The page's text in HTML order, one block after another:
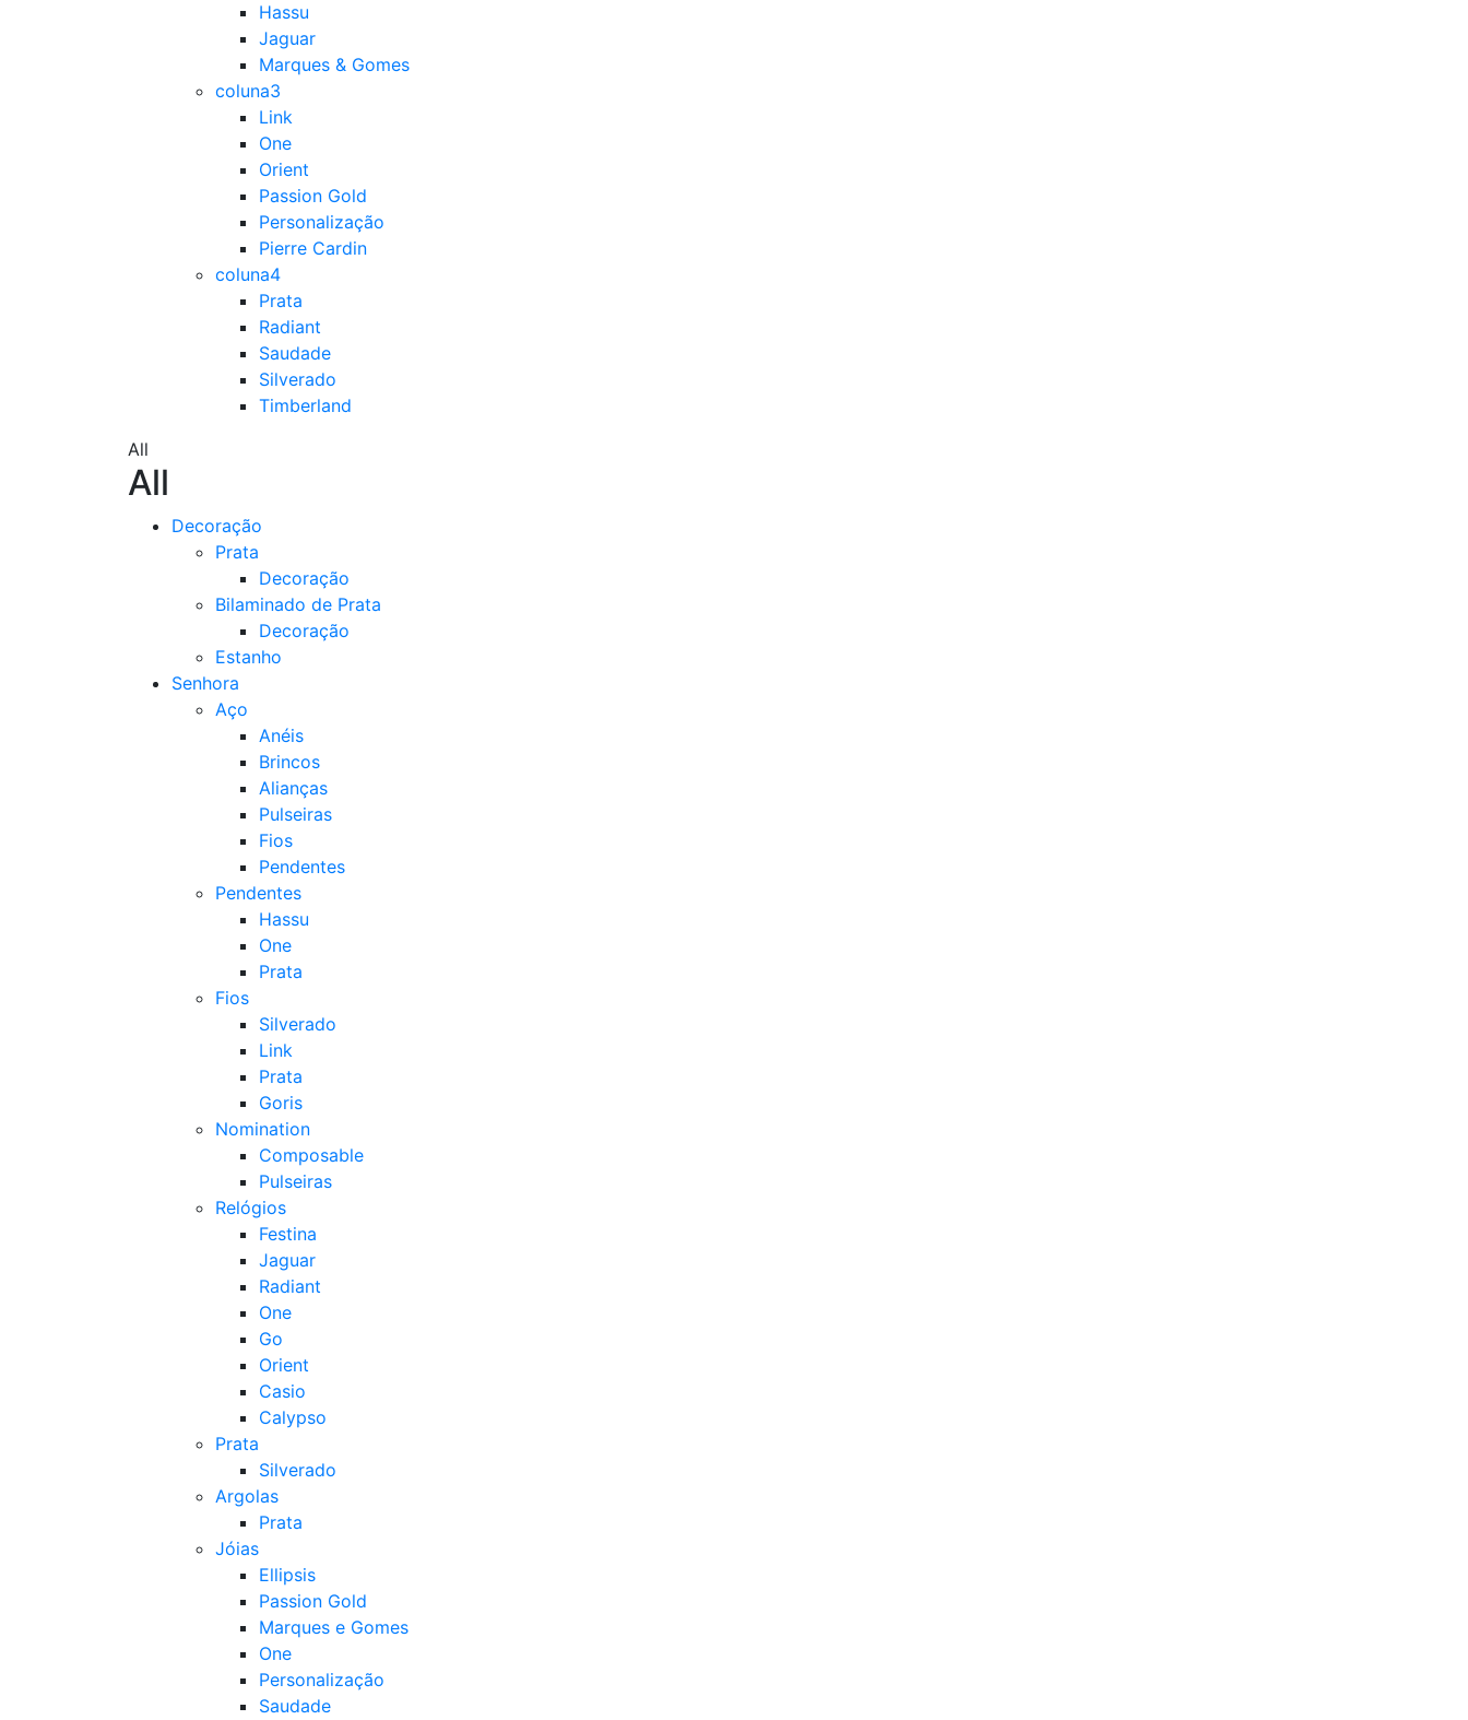
Hassu
Jaguar
Marques & Gomes
coluna3
Link
One
Orient
Passion Gold
Personalização
Pierre Cardin
coluna4
Prata
Radiant
Saudade
Silverado
Timberland
All
All
Decoração
Prata
Decoração
Bilaminado de Prata
Decoração
Estanho
Senhora
Aço
Anéis
Brincos
Alianças
Pulseiras
Fios
Pendentes
Pendentes
Hassu
One
Prata
Fios
Silverado
Link
Prata
Goris
Nomination
Composable
Pulseiras
Relógios
Festina
Jaguar
Radiant
One
Go
Orient
Casio
Calypso
Prata
Silverado
Argolas
Prata
Jóias
Ellipsis
Passion Gold
Marques e Gomes
One
Personalização
Saudade